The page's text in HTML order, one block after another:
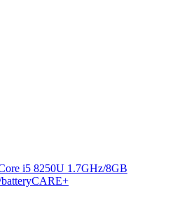
i5 8250U 1.7GHz/8GB